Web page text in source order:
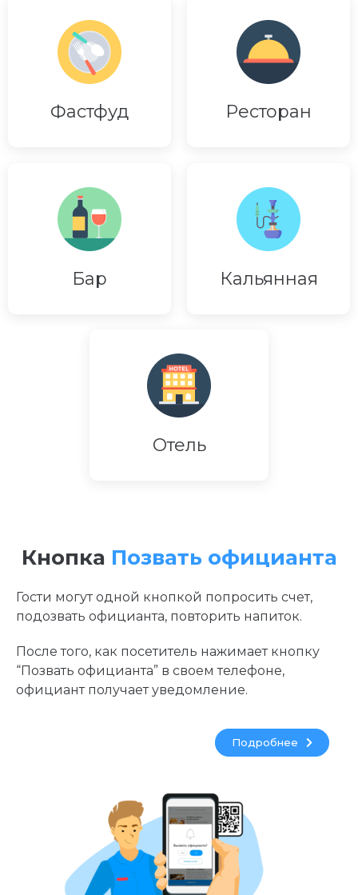
Фастфуд Ресторан
Бар Кальянная
Отель
Кнопка Позвать официанта
Гости могут одной кнопкой попросить счет,
подозвать официанта, повторить напиток.
После того, как посетитель нажимает кнопку
“Позвать официанта” в своем телефоне,
официант получает уведомление.
Подробнее